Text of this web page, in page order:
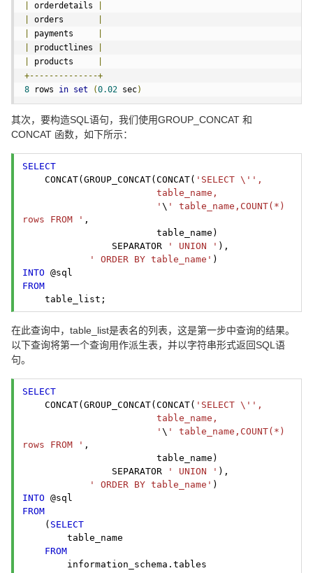
orderdetails
orders
payments
productlines
products
+--------------+
8 rows in set (0.02 sec)
其次，要构造SQL语句，我们使用GROUP_CONCAT 和
CONCAT 函数，如下所示：
SELECT
    CONCAT(GROUP_CONCAT(CONCAT(
'SELECT \' ',
                        '
\ ' table_name,COUNT(*)
rows FROM ' ,
                        table_name)
                SEPARATOR
' UNION ' ),
' ORDER BY table_name'
INTO
FROM
    table_list;
在此查询中，table_list是表名的列表，这是第一步中查询的结果。
以下查询将第一个查询用作派生表，并以字符串形式返回SQL语
句。
SELECT
CONCAT(GROUP_CONCAT(CONCAT( 'SELECT \' ',
table_name,
' \ ' table_name,COUNT(*)
rows FROM ' ,
table_name)
SEPARATOR
' UNION ' ),
' ORDER BY table_name'
INTO
FROM
( SELECT
table_name
FROM
information_schema.tables